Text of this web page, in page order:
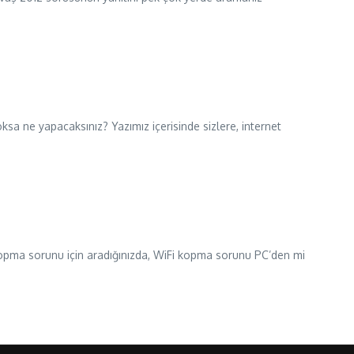
ne yapacaksınız? Yazımız içerisinde sizlere, internet
sorunu için aradığınızda, WiFi kopma sorunu PC’den mi